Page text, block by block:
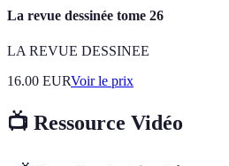
La revue dessinée tome 26
LA REVUE DESSINEE
16.00 EURVoir le prix
📺 Ressource Vidéo